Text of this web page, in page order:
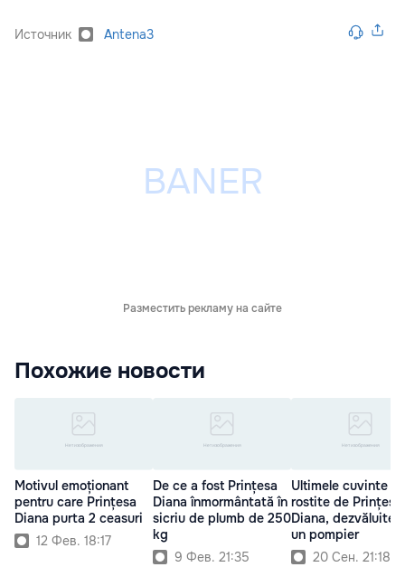
Источник Antena3
Разместить рекламу на сайте
Похожие новости
Motivul emoționant
pentru care Prințesa
Diana purta 2 ceasuri
12 Фев. 18:17
De ce a fost Prințesa
Diana înmormântată în
sicriu de plumb de 250
kg
9 Фев. 21:35
Ultimele cuvinte
rostite de Prințesa
Diana, dezvăluite
un pompier
20 Сен. 21:18